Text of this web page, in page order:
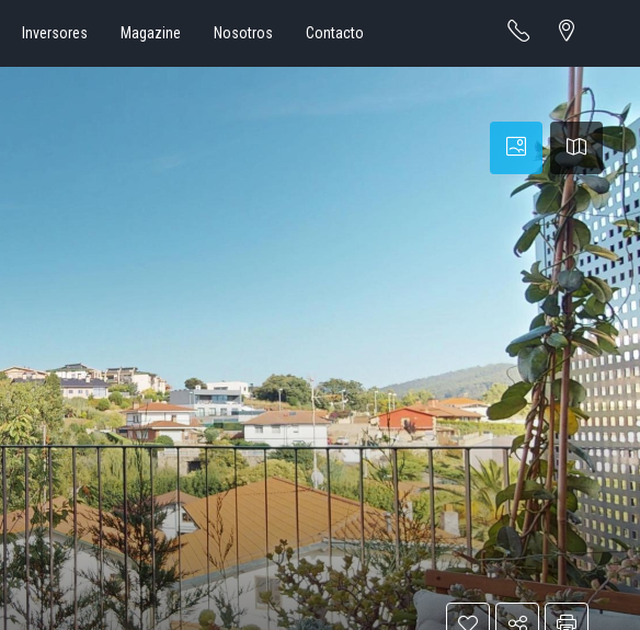
Inversores Magazine Nosotros Contacto